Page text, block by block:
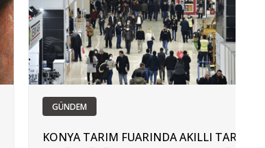
GÜNDEM
KONYA TARIM FUARINDA AKILLI TARIM